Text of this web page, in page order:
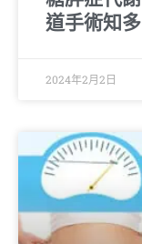
道手術知
2024年2月2日